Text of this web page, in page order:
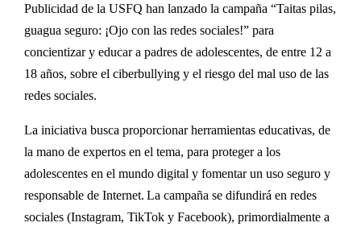
Publicidad de la USFQ han lanzado la campaña “Taitas pilas,
guagua seguro: ¡Ojo con las redes sociales!” para
concientizar y educar a padres de adolescentes, de entre 12 a
18 años, sobre el ciberbullying y el riesgo del mal uso de las
redes sociales.
La iniciativa busca proporcionar herramientas educativas, de
la mano de expertos en el tema, para proteger a los
adolescentes en el mundo digital y fomentar un uso seguro y
responsable de Internet. La campaña se difundirá en redes
sociales (Instagram, TikTok y Facebook), primordialmente a